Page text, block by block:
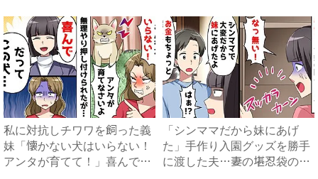
私に対抗しチワワを飼った義
妹「懐かない犬はいらない！
アンタが育てて！」喜んで引
「シンママだから妹にあげ
た」手作り入園グッズを勝手
に渡した夫…妻の堪忍袋の緒